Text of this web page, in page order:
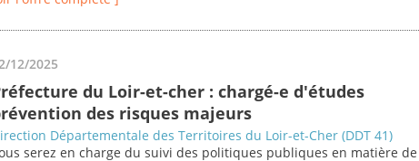
12/2025
du Loir-et-cher : chargé-e d'études
des risques majeurs
Départementale des Territoires du Loir-et-Cher (DDT 41)
serez en charge du suivi des politiques publiques en matière de